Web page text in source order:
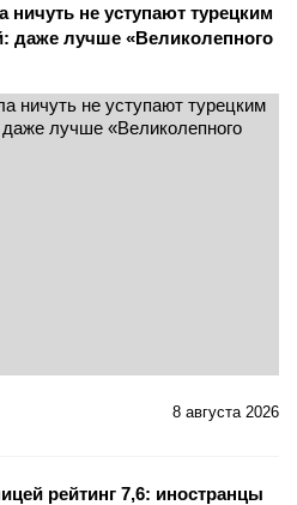
ничуть не уступают турецким
даже лучше «Великолепного
8 августа 2026
рейтинг 7,6: иностранцы